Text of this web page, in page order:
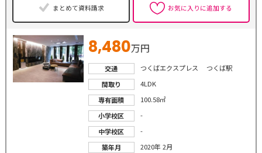
まとめて資料請求 お気に入りに追加する
8,480万円
交通
つくばエクスプレス つくば駅
間取り
4LDK
専有面積
100.58㎡
小学校区
-
中学校区
-
築年月
2020年 2月